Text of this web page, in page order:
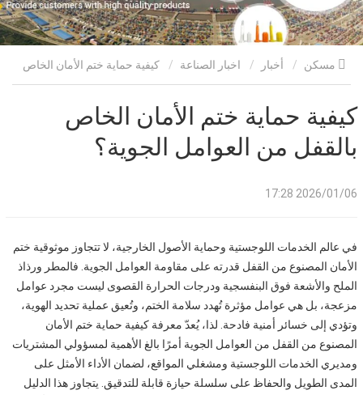
أخبار اخبار الصناعة كيفية حماية ختم الأمان الخاص
بالقفل من العوامل الجوية؟
كيفية حماية ختم الأمان الخاص
بالقفل من العوامل الجوية؟
2026/01/06 17:28
في عالم الخدمات اللوجستية وحماية الأصول الخارجية، لا تتجاوز موثوقية ختم
الأمان المصنوع من القفل قدرته على مقاومة العوامل الجوية. فالمطر ورذاذ
الملح والأشعة فوق البنفسجية ودرجات الحرارة القصوى ليست مجرد عوامل
مزعجة، بل هي عوامل مؤثرة تُهدد سلامة الختم، وتُعيق عملية تحديد الهوية،
وتؤدي إلى خسائر أمنية فادحة. لذا، يُعدّ معرفة كيفية حماية ختم الأمان
المصنوع من القفل من العوامل الجوية أمرًا بالغ الأهمية لمسؤولي المشتريات
ومديري الخدمات اللوجستية ومشغلي المواقع، لضمان الأداء الأمثل على
المدى الطويل والحفاظ على سلسلة حيازة قابلة للتدقيق. يتجاوز هذا الدليل